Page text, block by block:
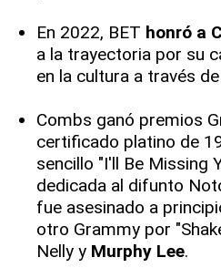
En 2022, BET honró a
a la trayectoria por su
en la cultura a través
Combs ganó premios
certificado platino de
sencillo "I'll Be Missing
dedicada al difunto
fue asesinado a
otro Grammy por
Nelly y Murphy Lee.